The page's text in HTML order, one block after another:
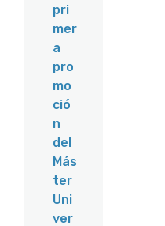
pri
mer
a
pro
mo
ció
n
del
Más
ter
Uni
ver